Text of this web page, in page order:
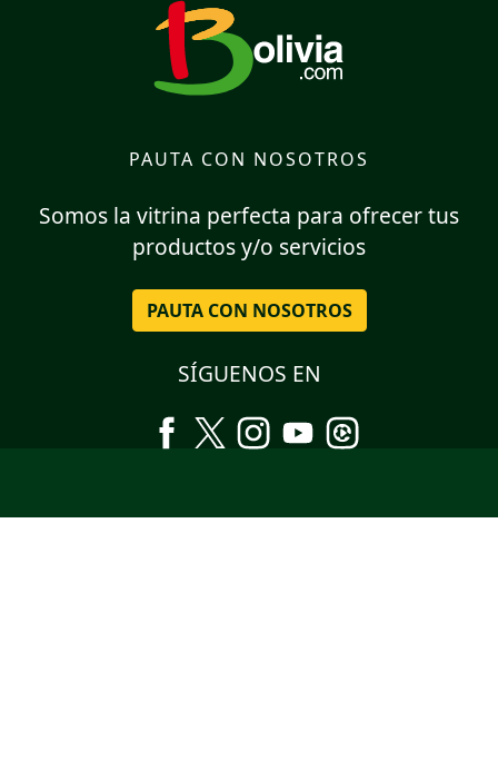
PAUTA CON NOSOTROS
Somos la vitrina perfecta para ofrecer tus
productos y/o servicios
PAUTA CON NOSOTROS
SÍGUENOS EN